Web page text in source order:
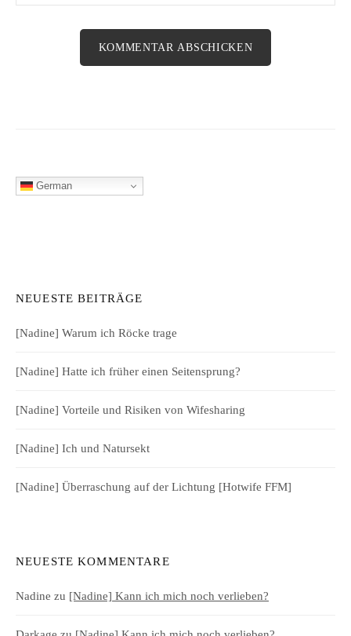
German
NEUESTE BEITRÄGE
[Nadine] Warum ich Röcke trage
[Nadine] Hatte ich früher einen Seitensprung?
[Nadine] Vorteile und Risiken von Wifesharing
[Nadine] Ich und Natursekt
[Nadine] Überraschung auf der Lichtung [Hotwife FFM]
NEUESTE KOMMENTARE
Nadine zu [Nadine] Kann ich mich noch verlieben?